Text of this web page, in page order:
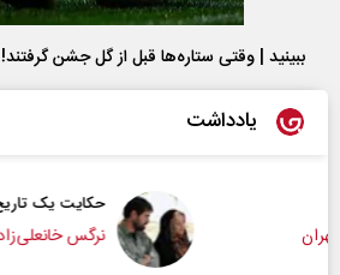
ببینید | وقتی ستاره‌ها قبل از گل جشن گرفتند!
یادداشت
حکایت یک تاریخ و دو زندگی
نرگس خانعلی‌زاده - روزنامه‌نگار